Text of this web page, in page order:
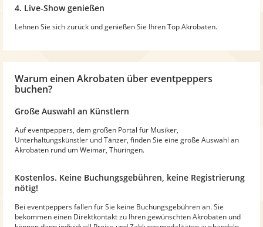
4. Live-Show genießen
Lehnen Sie sich zurück und genießen Sie Ihren Top Akrobaten.
Warum einen Akrobaten über eventpeppers
buchen?
Große Auswahl an Künstlern
Auf eventpeppers, dem großen Portal für Musiker,
Unterhaltungskünstler und Tänzer, finden Sie eine große Auswahl an
Akrobaten rund um Weimar, Thüringen.
Kostenlos. Keine Buchungsgebühren, keine Registrierung
nötig!
Bei eventpeppers fallen für Sie keine Buchungsgebühren an. Sie
bekommen einen Direktkontakt zu Ihren gewünschten Akrobaten und